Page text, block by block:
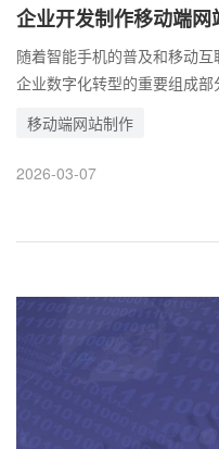
企业开发制作移动端网
随着智能手机的普及和移动
企业数字化转型的重要组成
用户覆盖，提高品牌竞争力
显著的商业价值。 因此，企
移动端网站制作
2026-03-07